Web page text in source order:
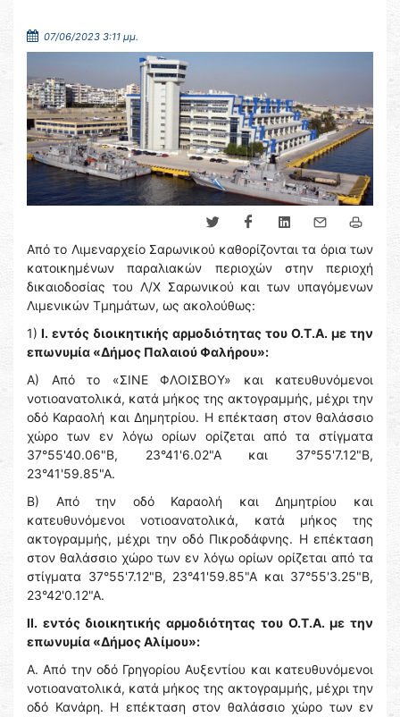
07/06/2023 3:11 μμ.
Από το Λιμεναρχείο Σαρωνικού καθορίζονται τα όρια των
κατοικημένων παραλιακών περιοχών στην περιοχή
δικαιοδοσίας του Λ/Χ Σαρωνικού και των υπαγόμενων
Λιμενικών Τμημάτων, ως ακολούθως:
1) Ι. εντός διοικητικής αρμοδιότητας του Ο.Τ.Α. με την
επωνυμία «Δήμος Παλαιού Φαλήρου»:
Α) Από το «ΣΙΝΕ ΦΛΟΙΣΒΟΥ» και κατευθυνόμενοι
νοτιοανατολικά, κατά μήκος της ακτογραμμής, μέχρι την
οδό Καραολή και Δημητρίου. Η επέκταση στον θαλάσσιο
χώρο των εν λόγω ορίων ορίζεται από τα στίγματα
37°55'40.06"Β, 23°41'6.02"Α και 37°55'7.12"Β,
23°41'59.85"Α.
Β) Από την οδό Καραολή και Δημητρίου και
κατευθυνόμενοι νοτιοανατολικά, κατά μήκος της
ακτογραμμής, μέχρι την οδό Πικροδάφνης. Η επέκταση
στον θαλάσσιο χώρο των εν λόγω ορίων ορίζεται από τα
στίγματα 37°55'7.12"Β, 23°41'59.85"Α και 37°55'3.25"Β,
23°42'0.12"Α.
ΙΙ. εντός διοικητικής αρμοδιότητας του Ο.Τ.Α. με την
επωνυμία «Δήμος Αλίμου»:
Α. Από την οδό Γρηγορίου Αυξεντίου και κατευθυνόμενοι
νοτιοανατολικά, κατά μήκος της ακτογραμμής, μέχρι την
οδό Κανάρη. Η επέκταση στον θαλάσσιο χώρο των εν